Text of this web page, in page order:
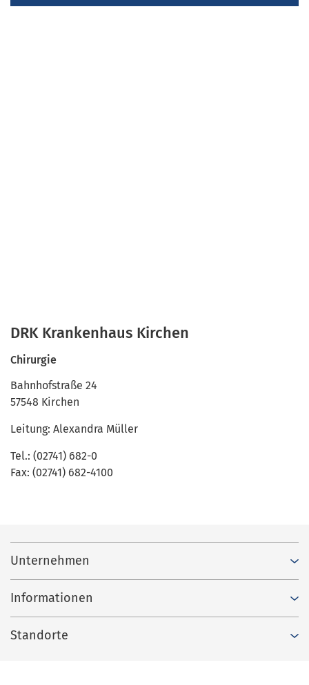
DRK Krankenhaus Kirchen
Chirurgie
Bahnhofstraße 24
57548 Kirchen
Leitung: Alexandra Müller
Tel.: (02741) 682-0
Fax: (02741) 682-4100
Unternehmen
Informationen
Standorte